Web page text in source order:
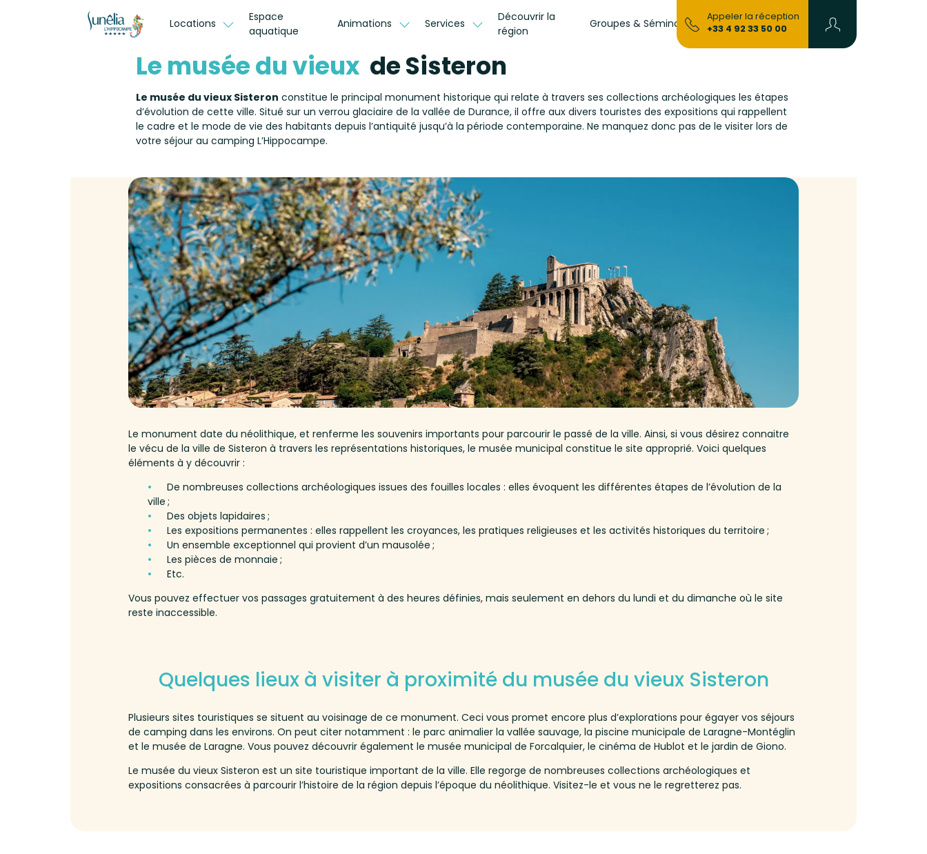
Locations
Espace
aquatique
Animations Services
Découvrir la
région
Groupes & Séminaires
Devenir
Propriétaire
Blog
Appeler la réception
+33 4 92 33 50 00
Le musée du vieux de Sisteron
Le musée du vieux Sisteron constitue le principal monument historique qui relate à travers ses collections archéologiques les étapes
d’évolution de cette ville. Situé sur un verrou glaciaire de la vallée de Durance, il offre aux divers touristes des expositions qui rappellent
le cadre et le mode de vie des habitants depuis l’antiquité jusqu’à la période contemporaine. Ne manquez donc pas de le visiter lors de
votre séjour au camping L’Hippocampe.
Le monument date du néolithique, et renferme les souvenirs importants pour parcourir le passé de la ville. Ainsi, si vous désirez connaitre
le vécu de la ville de Sisteron à travers les représentations historiques, le musée municipal constitue le site approprié. Voici quelques
éléments à y découvrir :
De nombreuses collections archéologiques issues des fouilles locales : elles évoquent les différentes étapes de l’évolution de la
ville ;
Des objets lapidaires ;
Les expositions permanentes : elles rappellent les croyances, les pratiques religieuses et les activités historiques du territoire ;
Un ensemble exceptionnel qui provient d’un mausolée ;
Les pièces de monnaie ;
Etc.
Vous pouvez effectuer vos passages gratuitement à des heures définies, mais seulement en dehors du lundi et du dimanche où le site
reste inaccessible.
Quelques lieux à visiter à proximité du musée du vieux Sisteron
Plusieurs sites touristiques se situent au voisinage de ce monument. Ceci vous promet encore plus d’explorations pour égayer vos séjours
de camping dans les environs. On peut citer notamment : le parc animalier la vallée sauvage, la piscine municipale de Laragne-Montéglin
et le musée de Laragne. Vous pouvez découvrir également le musée municipal de Forcalquier, le cinéma de Hublot et le jardin de Giono.
Le musée du vieux Sisteron est un site touristique important de la ville. Elle regorge de nombreuses collections archéologiques et
expositions consacrées à parcourir l’histoire de la région depuis l’époque du néolithique. Visitez-le et vous ne le regretterez pas.